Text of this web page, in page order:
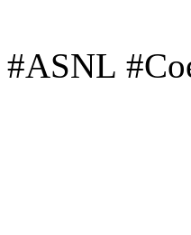
#ASNL